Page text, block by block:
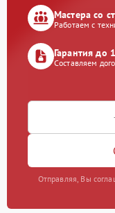
Мастера со
Работаем с
Гарантия до
Составляем
Отправляя, Вы